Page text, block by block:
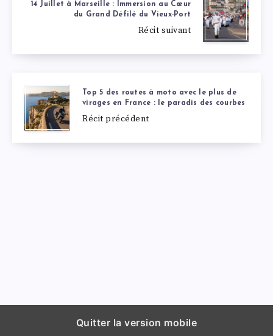
14 Juillet à Marseille : Immersion au Cœur
du Grand Défilé du Vieux-Port
Récit suivant
Top 5 des routes à moto avec le plus de
virages en France : le paradis des courbes
Récit précédent
Quitter la version mobile